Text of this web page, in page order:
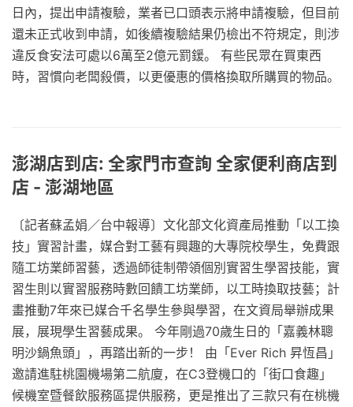
日內，提出申請複驗，業者已口頭表示將申請複驗，但目前
還未正式收到申請，如後續複驗結果仍檢出不符規定，則涉
違反食安法可處以6萬至2億元罰鍰。 有些民眾在買東西
時，習慣向老闆殺價，以更優惠的價格換取所購買的物品。
澎湖店到店: 全家門市查詢 全家便利商店到
店 - 澎湖地區
〔記者蘇孟娟／台中報導〕文化部文化資產局推動「以工換
技」實習計畫，媒合對工藝有興趣的大專院校學生，免費跟
隨工坊業師習藝，透過師徒制帶領個別實習生學習技能，實
習生則以實習服務時數回饋工坊業師，以工時換取技藝；計
畫推動7年來已媒合千名學生參與學習，在文資局舉辦成果
展，展現學生習藝成果。 今年剛過70歲生日的「嘉義林聰
明沙鍋魚頭」，再踏出新的一步！ 由「Ever Rich 昇恆昌」
邀請進駐桃園機場第二航廈，在C3登機口的「街口食趣」
候機室暨餐飲服務區提供服務，更是推出了三款只有在桃機